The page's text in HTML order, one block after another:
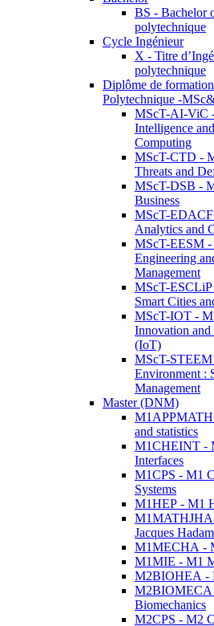
BS - Bachelor
polytechnique
Cycle Ingénieur
X - Titre
polytechnique
Diplôme de
Polytechnique -
MScT-AI-ViC
Intelligence
Computing
MScT-CTD -
Threats and
MScT-DSB -
Business
MScT-EDACF
Analytics and
MScT-EESM -
Engineering
Management
MScT-
Smart Cities
MScT-IOT -
Innovation and
(IoT)
MScT-
Environment :
Management
Master (DNM)
M1APPMATH
and statistics
M1CHEINT -
Interfaces
M1CPS - M1
Systems
M1HEP - M1
Jacques
M1MECHA -
M1MIE - M1
M2BIOHEA -
M2BIOMECA
Biomechanics
M2CPS - M2